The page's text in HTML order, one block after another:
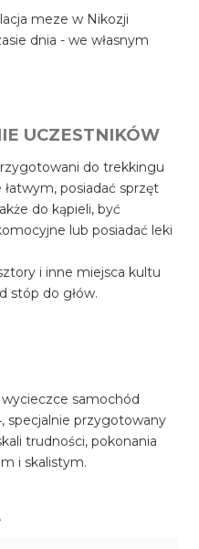
meze w Nikozji
dnia - we własnym
UCZESTNIKÓW
do trekkingu
posiadać sprzęt
do kąpieli, być
lub posiadać leki
i inne miejsca kultu
stóp do głów.
samochód
specjalnie przygotowany
trudności, pokonania
i skalistym.